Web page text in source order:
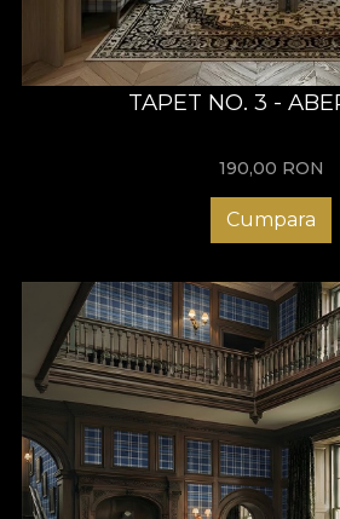
TAPET NO. 3 -
190,00 RON
Cumpara